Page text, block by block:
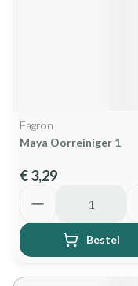
Fagron
Maya Oorreiniger 1
€ 3,29
Bestel